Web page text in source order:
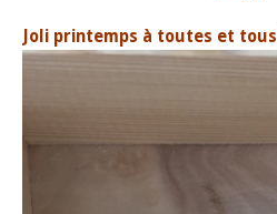
Joli printemps à toutes et tous